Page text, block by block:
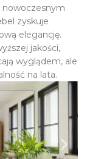
nowoczesnym
zyskuje
elegancję.
jakości,
wyglądem, ale
na lata.